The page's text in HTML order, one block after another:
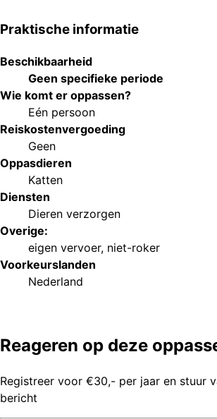
Praktische informatie
Beschikbaarheid
Geen specifieke periode
Wie komt er oppassen?
Eén persoon
Reiskostenvergoeding
Geen
Oppasdieren
Katten
Diensten
Dieren verzorgen
Overige:
eigen vervoer, niet-roker
Voorkeurslanden
Nederland
Reageren op deze
Registreer voor €30,- per jaar en stuur
bericht